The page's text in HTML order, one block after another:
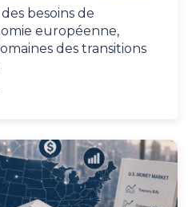
besoins de
européenne,
des transitions